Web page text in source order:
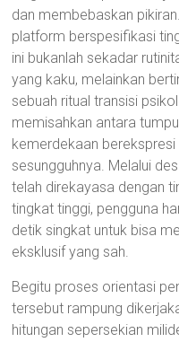
dan membebaskan
platform berspesifikasi
ini bukanlah sekadar
yang kaku, melainkan
sebuah ritual transisi
memisahkan antara
kemerdekaan
sesungguhnya. Melalui
telah direkayasa dengan
tingkat tinggi, pengguna
detik singkat untuk bisa
eksklusif yang sah.
Begitu proses orientasi
tersebut rampung
hitungan sepersekian